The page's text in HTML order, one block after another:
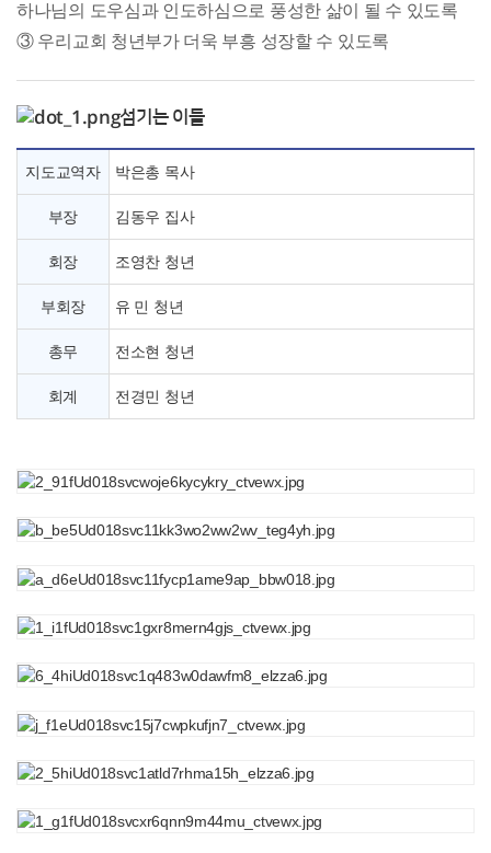
하나님의 도우심과 인도하심으로 풍성한 삶이 될 수 있도록
③ 우리교회 청년부가 더욱 부흥 성장할 수 있도록
섬기는 이들
지도교역자 박은총 목사
부장 김동우 집사
회장 조영찬 청년
부회장 유 민 청년
총무 전소현 청년
회계 전경민 청년